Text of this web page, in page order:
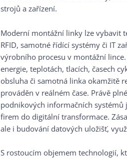
strojů a zařízení.
Moderní montážní linky lze vybavit
RFID, samotné řídící systémy či IT
výrobního procesu v montážní
energie, teplotách, tlacích, časech
obsluha či samotná linka okamžitě
prováděn v reálném čase. Právě
podnikových informačních
firem do digitální transformace.
ale i budování datových uložišť,
S rostoucím objemem technologií,